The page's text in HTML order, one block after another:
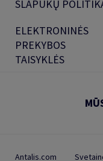
SLAPUKŲ
ELEKTRONINĖS
PREKYBOS
TAISYKLĖS
Antalis.com